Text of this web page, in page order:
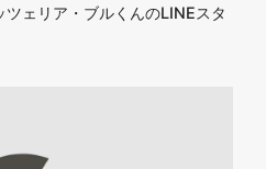
ェリア・ブルくんのLINEスタ